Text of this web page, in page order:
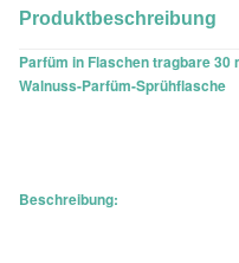
Produktbeschreibung
Parfüm in Flaschen tragbare
Walnuss-Parfüm-Sprühflasche
Beschreibung: